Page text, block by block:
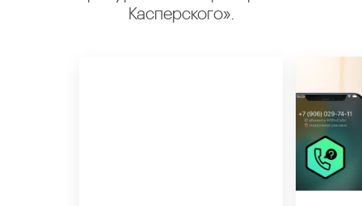
Касперского».